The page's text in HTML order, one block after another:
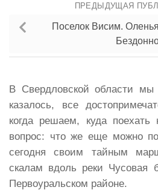
ПРЕДЫДУЩАЯ
Поселок Висим.
В Свердловской области
казалось, все
когда решаем, куда поехать
вопрос: что же еще можно
сегодня своим тайным
скалам вдоль реки Чусовая
Первоуральском районе.